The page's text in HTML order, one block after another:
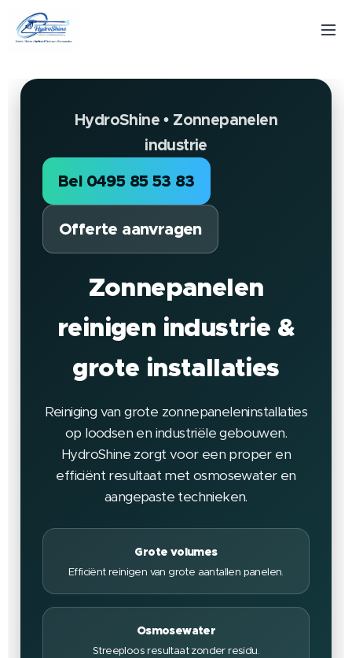
HydroShine • Zonnepanelen
industrie
Bel 0495 85 53 83
Offerte aanvragen
Zonnepanelen
reinigen industrie &
grote installaties
Reiniging van grote zonnepaneleninstallaties
op loodsen en industriële gebouwen.
HydroShine zorgt voor een proper en
efficiënt resultaat met osmosewater en
aangepaste technieken.
Grote volumes
Efficiënt reinigen van grote aantallen panelen.
Osmosewater
Streeploos resultaat zonder residu.